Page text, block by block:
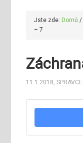
Jste zde: Domů /
– 7
11.1.2018,SPRAVCE